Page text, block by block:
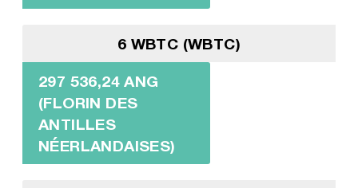
6 WBTC (WBTC)
297 536,24 ANG
(FLORIN DES
ANTILLES
NÉERLANDAISES)